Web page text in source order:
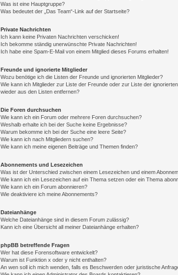
Was ist eine Hauptgruppe?
Was bedeutet der „Das Team“-Link auf der Startseite?
Private Nachrichten
Ich kann keine Privaten Nachrichten verschicken!
Ich bekomme ständig unerwünschte Private Nachrichten!
Ich habe eine Spam-E-Mail von einem Mitglied dieses Forums erhalten!
Freunde und ignorierte Mitglieder
Wozu benötige ich die Listen der Freunde und ignorierten Mitglieder?
Wie kann ich Mitglieder zur Liste der Freunde oder zur Liste der
wieder aus den Listen entfernen?
Die Foren durchsuchen
Wie kann ich ein Forum oder mehrere Foren durchsuchen?
Weshalb erhalte ich bei der Suche keine Ergebnisse?
Warum bekomme ich bei der Suche eine leere Seite?
Wie kann ich nach Mitgliedern suchen?
Wie kann ich meine eigenen Beiträge und Themen finden?
Abonnements und Lesezeichen
Was ist der Unterschied zwischen einem Lesezeichen und einem
Wie kann ich ein Lesezeichen auf ein Thema setzen oder ein Thema
Wie kann ich ein Forum abonnieren?
Wie deaktiviere ich meine Abonnements?
Dateianhänge
Welche Dateianhänge sind in diesem Forum zulässig?
Kann ich eine Übersicht all meiner Dateianhänge erhalten?
phpBB betreffende Fragen
Wer hat diese Forensoftware entwickelt?
Warum ist Funktion x oder y nicht enthalten?
An wen soll ich mich wenden, falls es Beschwerden oder juristische